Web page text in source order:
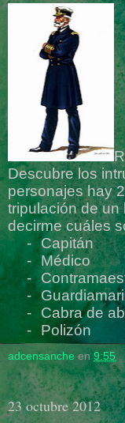
Descubre los
personajes hay
tripulación de un
decirme cuáles
- Capitán
-
Médico
-
-
-
Cabra de
-
Polizón
adcensanche en9:55
23 octubre 2012